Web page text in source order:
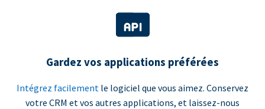
Gardez vos applications préférées
Intégrez facilement le logiciel que vous aimez. Conservez
votre CRM et vos autres applications, et laissez-nous